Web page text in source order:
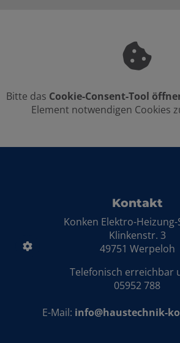
Bitte das Cookie-Consent-Tool
Element notwendigen Cookies
Kontakt
Konken Elektro-
Klinkenstr. 3
49751 Werpeloh
Telefonisch erreichbar
05952 788
E-Mail: info@haustechnik-